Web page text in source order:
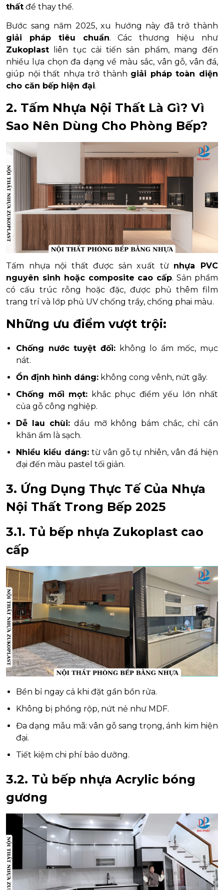
thất để thay thế.
Bước sang năm 2025, xu hướng này đã trở thành
giải pháp tiêu chuẩn. Các thương hiệu như
Zukoplast liên tục cải tiến sản phẩm, mang đến
nhiều lựa chọn đa dạng về màu sắc, vân gỗ, vân đá,
giúp nội thất nhựa trở thành giải pháp toàn diện
cho căn bếp hiện đại.
2. Tấm Nhựa Nội Thất Là Gì? Vì
Sao Nên Dùng Cho Phòng Bếp?
Tấm nhựa nội thất được sản xuất từ nhựa PVC
nguyên sinh hoặc composite cao cấp. Sản phẩm
có cấu trúc rỗng hoặc đặc, được phủ thêm film
trang trí và lớp phủ UV chống trầy, chống phai màu.
Những ưu điểm vượt trội:
Chống nước tuyệt đối:không lo ẩm mốc, mục
nát.
Ổn định hình dáng: không cong vênh, nứt gãy.
Chống mối mọt: khắc phục điểm yếu lớn nhất
của gỗ công nghiệp.
Dễ lau chùi:dầu mỡ không bám chắc, chỉ cần
khăn ẩm là sạch.
Nhiều kiểu dáng:từ vân gỗ tự nhiên, vân đá hiện
đại đến màu pastel tối giản.
3. Ứng Dụng Thực Tế Của Nhựa
Nội Thất Trong Bếp 2025
3.1. Tủ bếp nhựa Zukoplast cao
cấp
Bền bỉ ngay cả khi đặt gần bồn rửa.
Không bị phồng rộp, nứt nẻ như MDF.
Đa dạng mẫu mã: vân gỗ sang trọng, ánh kim hiện
đại.
Tiết kiệm chi phí bảo dưỡng.
3.2. Tủ bếp nhựa Acrylic bóng
gương